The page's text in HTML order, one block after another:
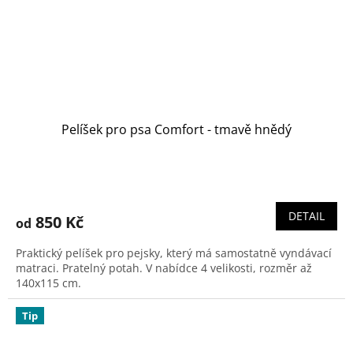
Pelíšek pro psa Comfort - tmavě hnědý
je
z
5
hvězdiček.
od 850 Kč DETAIL
Praktický pelíšek pro pejsky, který má samostatně vyndávací
matraci. Pratelný potah. V nabídce 4 velikosti, rozměr až
140x115 cm.
Tip